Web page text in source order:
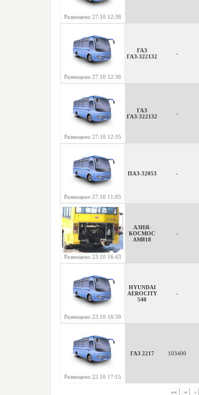
Размещено 27.10 12:38
Размещено 27.10 12:36
ГАЗ
ГАЗ-322132
-
Размещено 27.10 12:35
ГАЗ
ГАЗ-322132
-
Размещено 27.10 11:05
ПАЗ-32053 -
Размещено 23.10 16:43
АЗИЯ-
КОСМОС
АМ818
-
Размещено 23.10 16:39
HYUNDAI
AEROCITY
540
-
Размещено 22.10 17:15
ГАЗ 2217 103400
«« « ‹